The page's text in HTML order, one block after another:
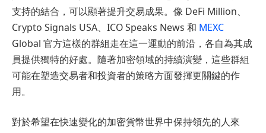
支持的結合，可以顯著提升交易成果。像 DeFi Million、
Crypto Signals USA、ICO Speaks News 和 MEXC
Global 官方這樣的群組走在這一運動的前沿，各自為其成
員提供獨特的好處。隨著加密領域的持續演變，這些群組
可能在塑造交易者和投資者的策略方面發揮更關鍵的作
用。
對於希望在快速變化的加密貨幣世界中保持領先的人來